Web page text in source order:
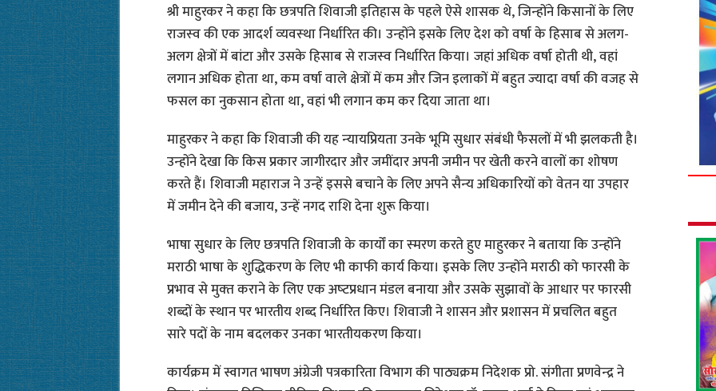
श्री माहुरकर ने कहा कि छत्रपति शिवाजी इतिहास के पहले ऐसे शासक थे, जिन्‍होंने किसानों के लिए
राजस्‍व की एक आदर्श व्‍यवस्‍था निर्धारित की। उन्‍होंने इसके लिए देश को वर्षा के हिसाब से अलग-
अलग क्षेत्रों में बांटा और उसके हिसाब से राजस्‍व निर्धारित किया। जहां अधिक वर्षा होती थी, वहां
लगान अधिक होता था, कम वर्षा वाले क्षेत्रों में कम और जिन इलाकों में बहुत ज्‍यादा वर्षा की वजह से
फसल का नुकसान होता था, वहां भी लगान कम कर दिया जाता था।
माहुरकर ने कहा कि शिवाजी की यह न्‍यायप्रियता उनके भूमि सुधार संबंधी फैसलों में भी झलकती है।
उन्‍होंने देखा कि किस प्रकार जागीरदार और जमींदार अपनी जमीन पर खेती करने वालों का शोषण
करते हैं। शिवाजी महाराज ने उन्‍हें इससे बचाने के लिए अपने सैन्‍य अधिकारियों को वेतन या उपहार
में जमीन देने की बजाय, उन्‍हें नगद राशि देना शुरू किया।
भाषा सुधार के लिए छत्रपति शिवाजी के कार्यों का स्‍मरण करते हुए माहुरकर ने बताया कि उन्‍होंने
मराठी भाषा के शुद्धिकरण के लिए भी काफी कार्य किया। इसके लिए उन्‍होंने मराठी को फारसी के
प्रभाव से मुक्‍त कराने के लिए एक अष्‍टप्रधान मंडल बनाया और उसके सुझावों के आधार पर फारसी
शब्‍दों के स्‍थान पर भारतीय शब्‍द निर्धारित किए। शिवाजी ने शासन और प्रशासन में प्रचलित बहुत
सारे पदों के नाम बदलकर उनका भारतीयकरण किया।
कार्यक्रम में स्वागत भाषण अंग्रेजी पत्रकारिता विभाग की पाठ्यक्रम निदेशक प्रो. संगीता प्रणवेन्‍द्र ने